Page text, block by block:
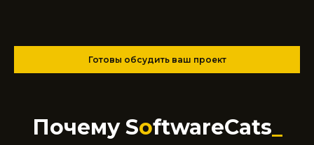
Готовы обсудить ваш проект
Почему SoftwareСats